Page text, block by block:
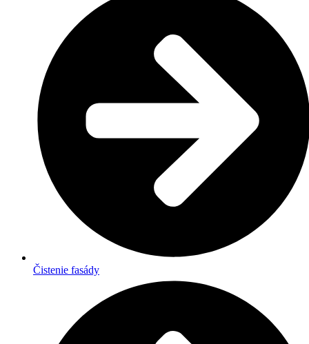
Čistenie fasády